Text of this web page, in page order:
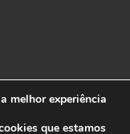
melhor experiência
que estamos